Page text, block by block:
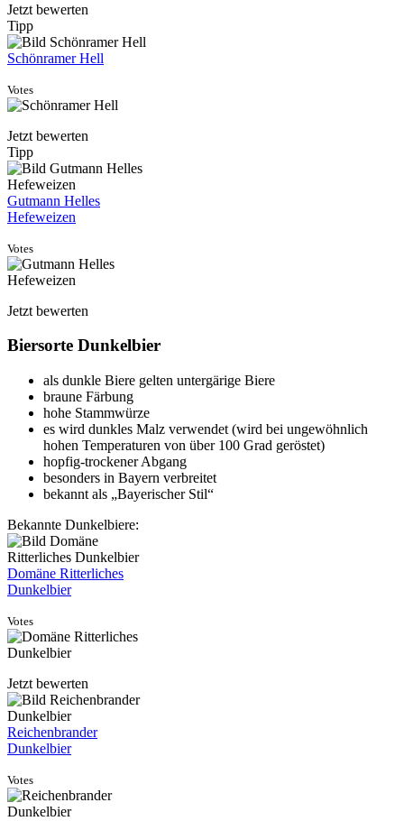
Jetzt bewerten
Tipp
Schönramer Hell
Votes
Jetzt bewerten
Tipp
Gutmann Helles
Hefeweizen
Votes
Jetzt bewerten
Biersorte Dunkelbier
als dunkle Biere gelten untergärige Biere
braune Färbung
hohe Stammwürze
es wird dunkles Malz verwendet (wird bei ungewöhnlich
hohen Temperaturen von über 100 Grad geröstet)
hopfig-trockener Abgang
besonders in Bayern verbreitet
bekannt als „Bayerischer Stil“
Bekannte Dunkelbiere:
Domäne Ritterliches
Dunkelbier
Votes
Jetzt bewerten
Reichenbrander
Dunkelbier
Votes